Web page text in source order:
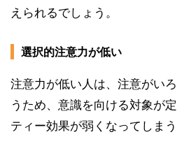
えられるでしょう。
選択的注意力が低い
注意力が低い人は、注意がい
うため、意識を向ける対象が
ティー効果が弱くなってしま